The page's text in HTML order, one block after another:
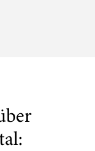
2031 als